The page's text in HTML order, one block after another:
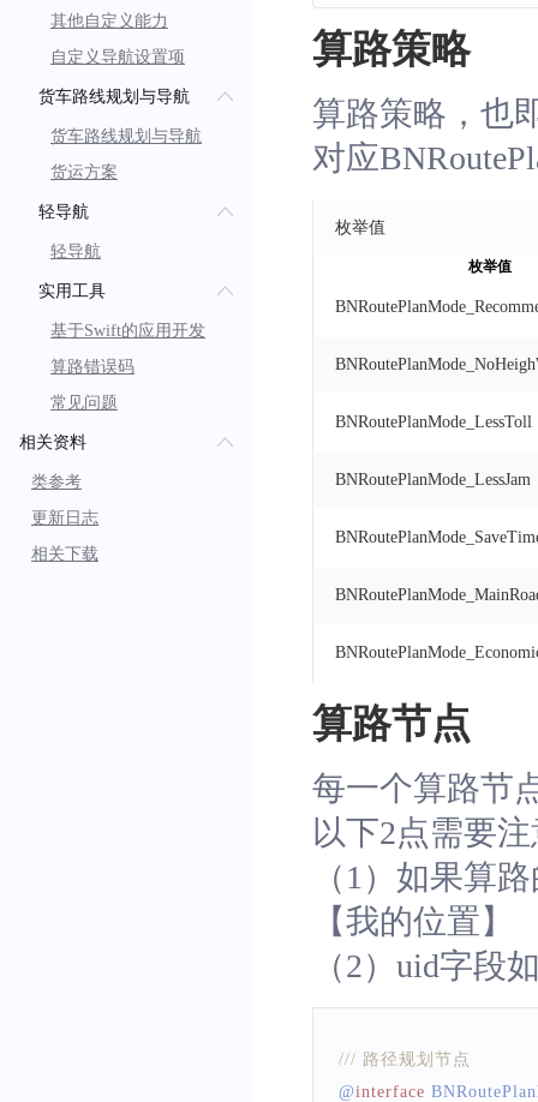
其他自定义能力
自定义导航设置项
货车路线规划与导航
货车路线规划与导航
货运方案
轻导航
轻导航
实用工具
基于Swift的应用开发
算路错误码
常见问题
相关资料
类参考
更新日志
相关下载
*（1）货车，传
*（3）摩托车，传
*/
userInfo:(
算路策略
算路策略，也
对应
枚举值
枚举值
BNRoutePlanMode_LessToll
BNRoutePlanMode_LessJam
算路节点
每一个算路节
以下2点需要
（1）如果算
【我的位置】
（2）uid字段
/// 路径规划节点
@interface